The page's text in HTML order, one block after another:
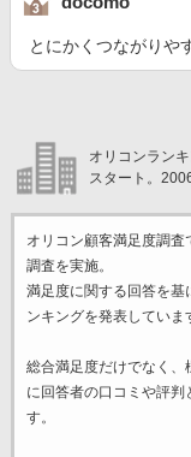
とにかくつながりや
オリコンラン
スタート。
オリコン顧客満足度調
調査を実施。
満足度に関する回答を基
ンキングを発表していま
総合満足度だけでなく、
に回答者の口コミや評判
す。